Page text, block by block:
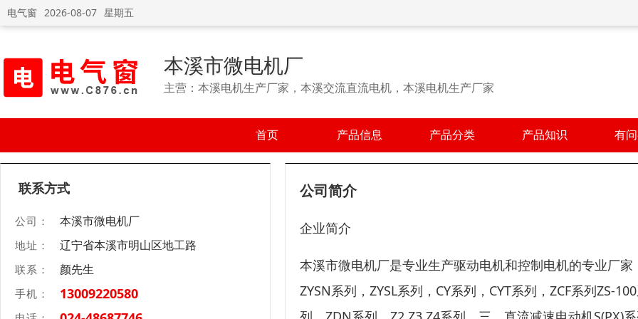
电气窗 2026-08-07 星期五
本溪市微电机厂
主营：本溪电机生产厂家，本溪交流直流电机，本溪电机生产厂家
首页 产品信息 产品分类 产品知识 有
联系方式
公司： 本溪市微电机厂
地址： 辽宁省本溪市明山区地工路
联系： 颜先生
手机： 13009220580
公司简介
企业简介
本溪市微电机厂是专业生产驱动电机和控制电机的专业厂
ZYSN系列，ZYSL系列，CY系列，CYT系列，ZCF系列ZS-